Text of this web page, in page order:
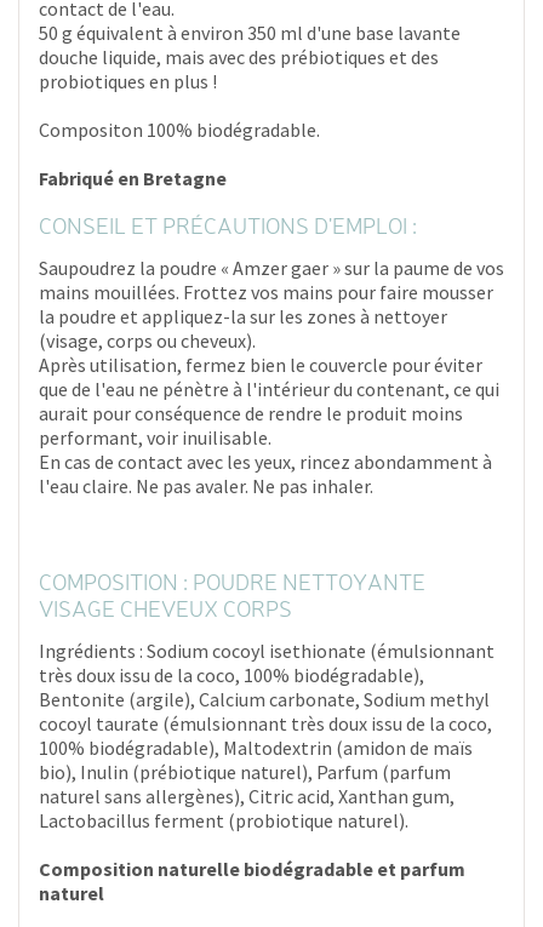
contact de l'eau.
50 g équivalent à environ 350 ml d'une base lavante
douche liquide, mais avec des prébiotiques et des
probiotiques en plus !
Compositon 100% biodégradable.
Fabriqué en Bretagne
CONSEIL ET PRÉCAUTIONS D'EMPLOI :
Saupoudrez la poudre « Amzer gaer » sur la paume de vos
mains mouillées. Frottez vos mains pour faire mousser
la poudre et appliquez-la sur les zones à nettoyer
(visage, corps ou cheveux).
Après utilisation, fermez bien le couvercle pour éviter
que de l'eau ne pénètre à l'intérieur du contenant, ce qui
aurait pour conséquence de rendre le produit moins
performant, voir inuilisable.
En cas de contact avec les yeux, rincez abondamment à
l'eau claire. Ne pas avaler. Ne pas inhaler.
COMPOSITION : POUDRE NETTOYANTE
VISAGE CHEVEUX CORPS
Ingrédients : Sodium cocoyl isethionate (émulsionnant
très doux issu de la coco, 100% biodégradable),
Bentonite (argile), Calcium carbonate, Sodium methyl
cocoyl taurate (émulsionnant très doux issu de la coco,
100% biodégradable), Maltodextrin (amidon de maïs
bio), Inulin (prébiotique naturel), Parfum (parfum
naturel sans allergènes), Citric acid, Xanthan gum,
Lactobacillus ferment (probiotique naturel).
Composition naturelle biodégradable et parfum
naturel